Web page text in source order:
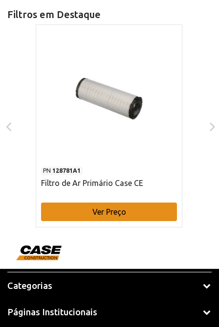
Filtros em Destaque
PN 128781A1
Filtro de Ar Primário Case CE
Ver Preço
Categorias
Páginas Institucionais